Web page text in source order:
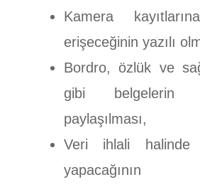
Kamera
erişeceğinin yazılı
Bordro, özlük ve
gibi belgelerin
paylaşılması,
Veri ihlali
yapacağının